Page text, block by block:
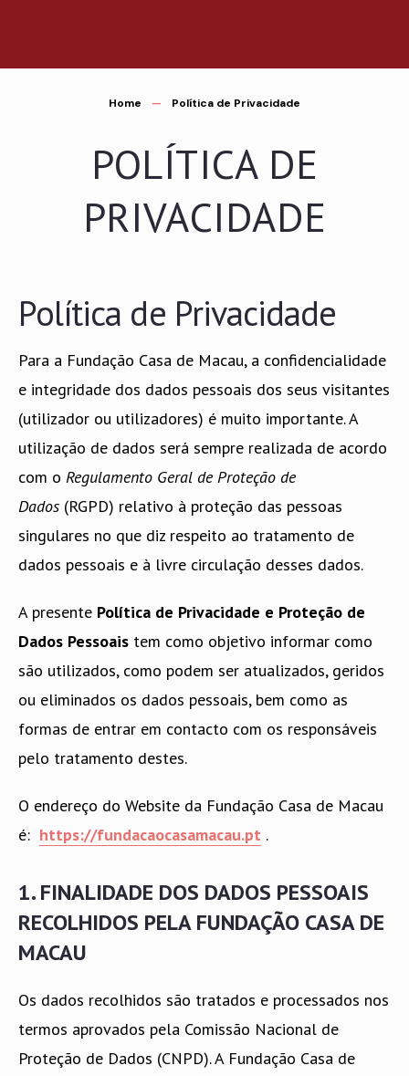
o
Home Política de Privacidade
POLÍTICA DE
PRIVACIDADE
Política de Privacidade
Para a Fundação Casa de Macau, a confidencialidade
e integridade dos dados pessoais dos seus visitantes
(utilizador ou utilizadores) é muito importante. A
utilização de dados será sempre realizada de acordo
com o Regulamento Geral de Proteção de
Dados (RGPD) relativo à proteção das pessoas
singulares no que diz respeito ao tratamento de
dados pessoais e à livre circulação desses dados.
A presente Política de Privacidade e Proteção de
Dados Pessoais tem como objetivo informar como
são utilizados, como podem ser atualizados, geridos
ou eliminados os dados pessoais, bem como as
formas de entrar em contacto com os responsáveis
pelo tratamento destes.
O endereço do Website da Fundação Casa de Macau
é: https://fundacaocasamacau.pt .
1. FINALIDADE DOS DADOS PESSOAIS
RECOLHIDOS PELA FUNDAÇÃO CASA DE
MACAU
Os dados recolhidos são tratados e processados nos
termos aprovados pela Comissão Nacional de
Proteção de Dados (CNPD). A Fundação Casa de